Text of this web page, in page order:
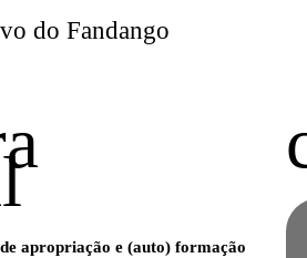
do Fandango
apropriação e (auto) formação